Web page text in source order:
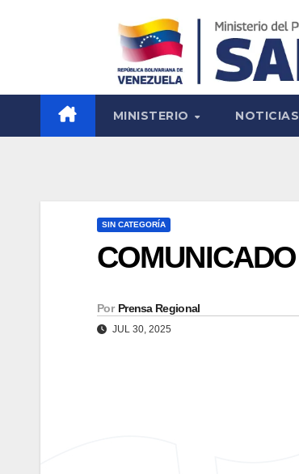
MINISTERIO NOTICIAS
SIN CATEGORÍA
COMUNICADO
Por Prensa Regional
JUL 30, 2025